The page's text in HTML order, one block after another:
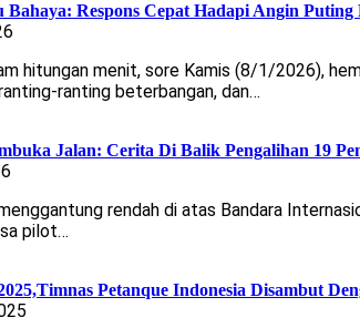
Respons Cepat Hadapi Angin
hitungan menit, sore Kamis (8/1/2026),
ranting beterbangan, dan…
Jalan: Cerita Di Balik Pengalihan 19
rendah di atas Bandara
pilot…
Petanque Indonesia Disambut